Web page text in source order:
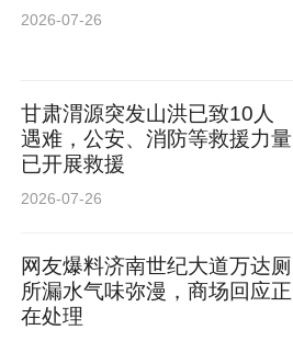
2026-07-26
甘肃渭源突发山洪已致10人
遇难，公安、消防等救援力量
已开展救援
2026-07-26
网友爆料济南世纪大道万达厕
所漏水气味弥漫，商场回应正
在处理